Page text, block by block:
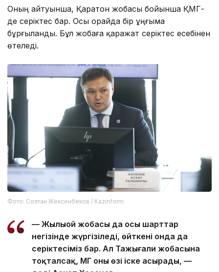
Оның айтуынша, Қаратон жобасы бойынша ҚМГ-
де серіктес бар. Осы орайда бір ұңғыма
бұрғыланды. Бұл жобаға қаражат серіктес есебінен
өтеледі.
Фото: Солтан Жексенбеков / Kazinform
— Жылыой жобасы да осы шарттар
негізінде жүргізіледі, өйткені онда да
серіктесіміз бар. Ал Тажығали жобасына
тоқталсақ, ҚМГ оны өзі іске асырады, —